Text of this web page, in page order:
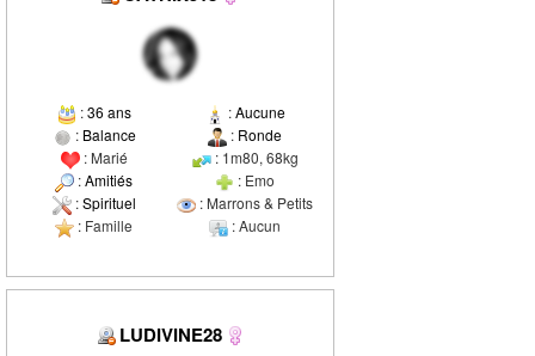
:36 ans
: Balance
: Marié
:Amitiés
:Spirituel
: Famille
:Aucune
: Ronde
: 1m80, 68kg
: Emo
: Marrons & Petits
: Aucun
LUDIVINE28